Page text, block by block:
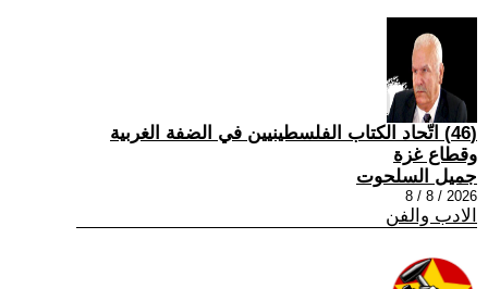
(46) اتّحاد الكتاب الفلسطينيين في الضفة الغربية
وقطاع غزة
جميل السلحوت
2026 / 8 / 8
الادب والفن